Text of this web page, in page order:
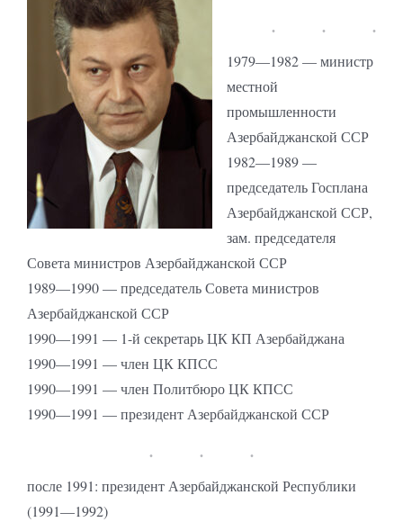
1979—1982 — министр
местной
промышленности
Азербайджанской ССР
1982—1989 —
председатель Госплана
Азербайджанской ССР,
зам. председателя
Совета министров Азербайджанской ССР
1989—1990 — председатель Совета министров
Азербайджанской ССР
1990—1991 — 1-й секретарь ЦК КП Азербайджана
1990—1991 — член ЦК КПСС
1990—1991 — член Политбюро ЦК КПСС
1990—1991 — президент Азербайджанской ССР
после 1991: президент Азербайджанской Республики
(1991—1992)